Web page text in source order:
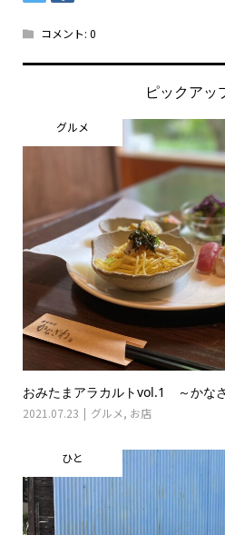
コメント: 0
ピックアッ
グルメ
おみたまアラカルトvol.1 ～かな
2021.07.23 グルメ, お店
ひと